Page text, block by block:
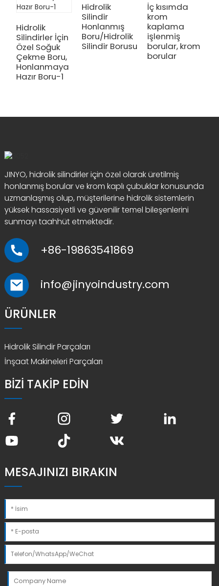
Hidrolik
Silindirler İçin
Özel Soğuk
Çekme Boru,
Honlanmaya
Hazır Boru-1
Hidrolik
Silindir
Honlanmış
Boru/Hidrolik
Silindir Borusu
İç kısımda
krom
kaplama
işlenmiş
borular, krom
borular
JINYO, hidrolik silindirler için özel olarak üretilmiş
honlanmış borular ve krom kaplı çubuklar konusunda
uzmanlaşmış olup, müşterilerine hidrolik sistemlerin
yüksek hassasiyetli ve güvenilir temel bileşenlerini
sunmayı taahhüt etmektedir.
+86-19863541869
info@jinyoindustry.com
ÜRÜNLER
Hidrolik Silindir Parçaları
İnşaat Makineleri Parçaları
BIZI TAKIP EDIN
MESAJINIZI BIRAKIN